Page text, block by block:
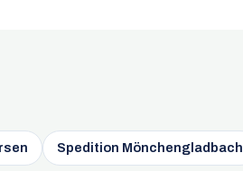
Spedition Mönchengladbach